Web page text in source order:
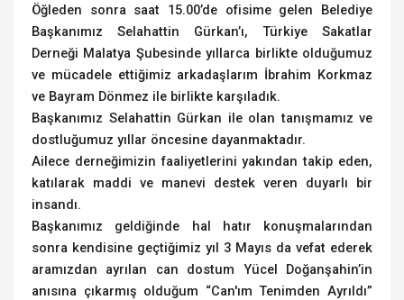
Öğleden sonra saat 15.00’de ofisime gelen Belediye
Başkanımız Selahattin Gürkan’ı, Türkiye Sakatlar
Derneği Malatya Şubesinde yıllarca birlikte olduğumuz
ve mücadele ettiğimiz arkadaşlarım İbrahim Korkmaz
ve Bayram Dönmez ile birlikte karşıladık.
Başkanımız Selahattin Gürkan ile olan tanışmamız ve
dostluğumuz yıllar öncesine dayanmaktadır.
Ailece derneğimizin faaliyetlerini yakından takip eden,
katılarak maddi ve manevi destek veren duyarlı bir
insandı.
Başkanımız geldiğinde hal hatır konuşmalarından
sonra kendisine geçtiğimiz yıl 3 Mayıs da vefat ederek
aramızdan ayrılan can dostum Yücel Doğanşahin’in
anısına çıkarmış olduğum “Can'ım Tenimden Ayrıldı”